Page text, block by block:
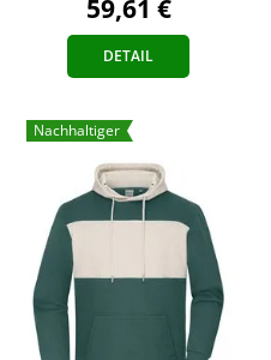
59,61 €
DETAIL
Nachhaltiger